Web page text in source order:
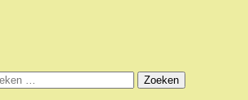
voor Bérgse mensen